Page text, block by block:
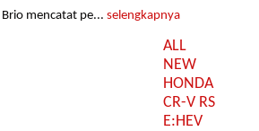
Brio mencatat pe...selengkapnya
ALL
NEW
HONDA
CR-V RS
E:HEV